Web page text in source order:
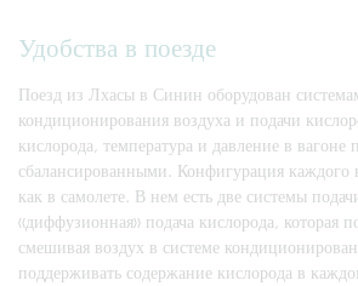
Удобства в поезде
Поезд из Лхасы в Синин оборудован
кондиционирования воздуха и подачи
кислорода, температура и давление в вагоне
сбалансированными. Конфигурация каждого
как в самолете. В нем есть две системы
«диффузионная» подача кислорода, которая
смешивая воздух в системе
поддерживать содержание кислорода в